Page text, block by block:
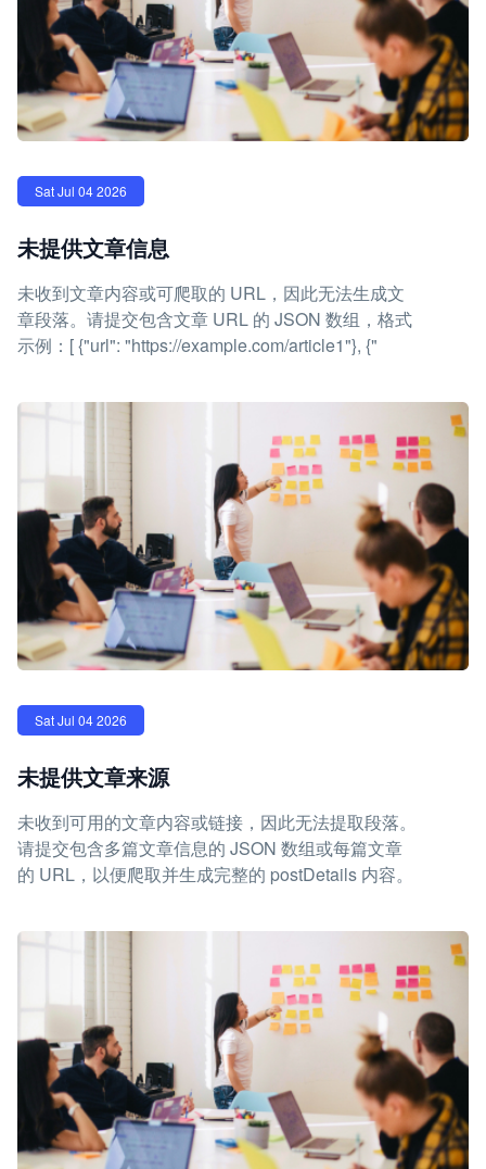
Sat Jul 04 2026
未提供文章信息
未收到文章内容或可爬取的 URL，因此无法生成文
章段落。请提交包含文章 URL 的 JSON 数组，格式
示例：[ {"url": "https://example.com/article1"}, {"
Sat Jul 04 2026
未提供文章来源
未收到可用的文章内容或链接，因此无法提取段落。
请提交包含多篇文章信息的 JSON 数组或每篇文章
的 URL，以便爬取并生成完整的 postDetails 内容。